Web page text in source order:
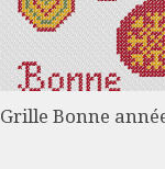
Grille Bonne